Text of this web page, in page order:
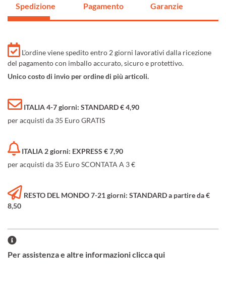
Spedizione Pagamento Garanzie
L'ordine viene spedito entro 2 giorni lavorativi dalla ricezione
del pagamento con imballo accurato, sicuro e protettivo.
Unico costo di invio per ordine di più articoli.
ITALIA 4-7 giorni: STANDARD € 4,90
per acquisti da 35 Euro GRATIS
ITALIA 2 giorni: EXPRESS € 7,90
per acquisti da 35 Euro SCONTATA A 3 €
RESTO DEL MONDO 7-21 giorni: STANDARD a partire da €
8,50
Per assistenza e altre informazioni clicca qui